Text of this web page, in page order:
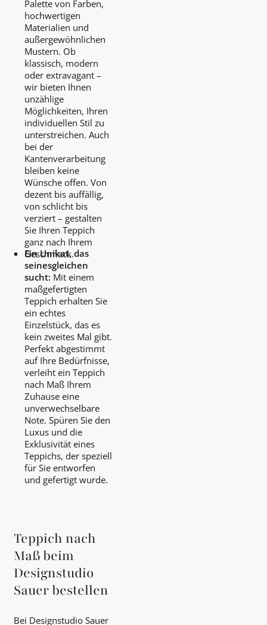
Palette von Farben,
hochwertigen
Materialien und
außergewöhnlichen
Mustern. Ob
klassisch, modern
oder extravagant –
wir bieten Ihnen
unzählige
Möglichkeiten, Ihren
individuellen Stil zu
unterstreichen. Auch
bei der
Kantenverarbeitung
bleiben keine
Wünsche offen. Von
dezent bis auffällig,
von schlicht bis
verziert – gestalten
Sie Ihren Teppich
ganz nach Ihrem
Geschmack.
Ein Unikat, das
seinesgleichen
sucht: Mit einem
maßgefertigten
Teppich erhalten Sie
ein echtes
Einzelstück, das es
kein zweites Mal gibt.
Perfekt abgestimmt
auf Ihre Bedürfnisse,
verleiht ein Teppich
nach Maß Ihrem
Zuhause eine
unverwechselbare
Note. Spüren Sie den
Luxus und die
Exklusivität eines
Teppichs, der speziell
für Sie entworfen
und gefertigt wurde.
Teppich nach
Maß beim
Designstudio
Sauer bestellen
Bei Designstudio Sauer